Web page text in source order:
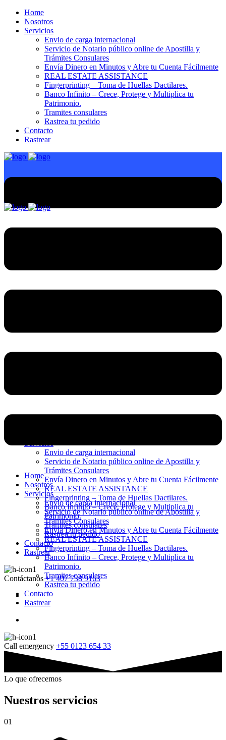
Home
Nosotros
Servicios
Envio de carga internacional
Servicio de Notario público online de Apostilla y
Trámites Consulares
Envía Dinero en Minutos y Abre tu Cuenta Fácilmente
REAL ESTATE ASSISTANCE
Fingerprinting – Toma de Huellas Dactilares.
Banco Infinito – Crece, Protege y Multiplica tu
Patrimonio.
Tramites consulares
Rastrea tu pedido
Contacto
Rastrear
Envio de carga internacional
Servicio de Notario público online de Apostilla y
Trámites Consulares
Envía Dinero en Minutos y Abre tu Cuenta Fácilmente
REAL ESTATE ASSISTANCE
Fingerprinting – Toma de Huellas Dactilares.
Banco Infinito – Crece, Protege y Multiplica tu
Patrimonio.
Tramites consulares
Rastrea tu pedido
Contacto
Rastrear
Contáctanos +1 407 738 9163
Home
Nosotros
Servicios
Envio de carga internacional
Servicio de Notario público online de Apostilla y
Trámites Consulares
Envía Dinero en Minutos y Abre tu Cuenta Fácilmente
REAL ESTATE ASSISTANCE
Fingerprinting – Toma de Huellas Dactilares.
Banco Infinito – Crece, Protege y Multiplica tu
Patrimonio.
Tramites consulares
Rastrea tu pedido
Contacto
Rastrear
Call emergency +55 0123 654 33
Lo que ofrecemos
Nuestros servicios
01